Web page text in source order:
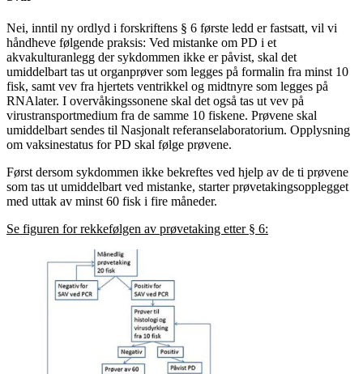
Nei, inntil ny ordlyd i forskriftens § 6 første ledd er fastsatt, vil vi
håndheve følgende praksis: Ved mistanke om PD i et
akvakulturanlegg der sykdommen ikke er påvist, skal det
umiddelbart tas ut organprøver som legges på formalin fra minst 10
fisk, samt vev fra hjertets ventrikkel og midtnyre som legges på
RNAlater. I overvåkingssonene skal det også tas ut vev på
virustransportmedium fra de samme 10 fiskene. Prøvene skal
umiddelbart sendes til Nasjonalt referanselaboratorium. Opplysning
om vaksinestatus for PD skal følge prøvene.
Først dersom sykdommen ikke bekreftes ved hjelp av de ti prøvene
som tas ut umiddelbart ved mistanke, starter prøvetakingsopplegget
med uttak av minst 60 fisk i fire måneder.
Se figuren for rekkefølgen av prøvetaking etter § 6: